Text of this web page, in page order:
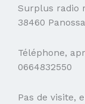
Surplus radio
38460
Téléphone,
0664832550
Pas de visite,